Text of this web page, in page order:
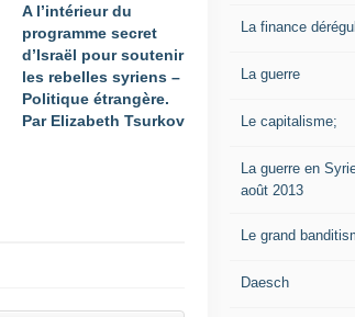
A l’intérieur du
programme secret
d’Israël pour soutenir
les rebelles syriens –
Politique étrangère.
Par Elizabeth Tsurkov
La finance
La guerre
Le capitalisme;
La guerre en
août 2013
Le grand
Daesch